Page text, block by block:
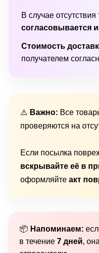
В случае
согласовывается
Стоимость
получателем
⚠️ Важно: Все
проверяются на
Если посылка
вскрывайте её в
оформляйте акт
📦 Напоминаем:
в течение 7 дней,